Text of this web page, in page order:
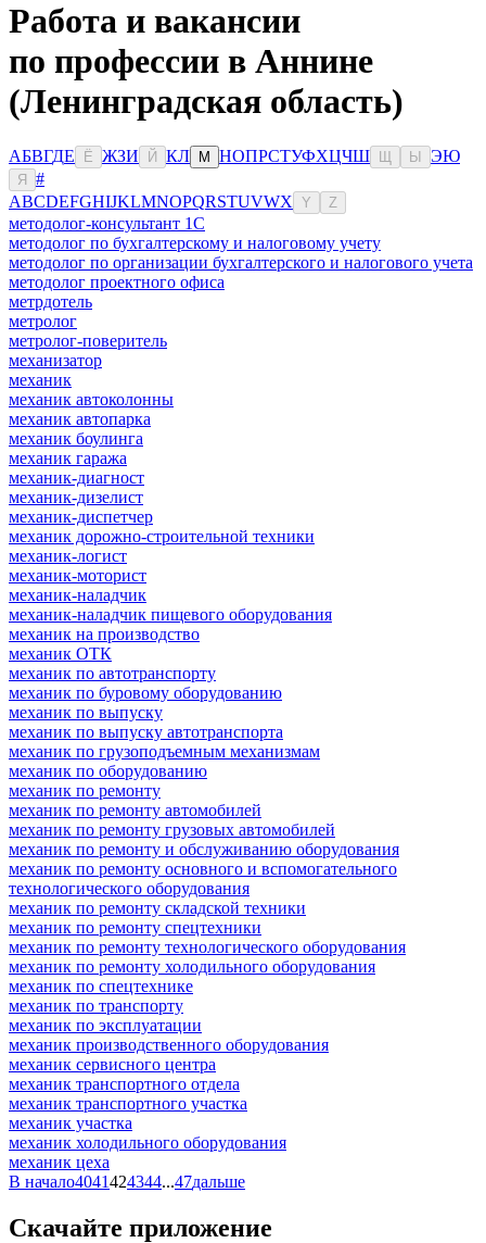
Работа и вакансии
по профессии в Аннине
(Ленинградская область)
АБВГДЕ Ё ЖЗИ Й КЛ М НОПРСТУФХЦЧШ Ы ЭЮ
Я
#
ABCDEFGHIJKLMNOPQRSTUVWX Y Z
методолог-консультант 1С
методолог по бухгалтерскому и налоговому учету
методолог по организации бухгалтерского и налогового учета
методолог проектного офиса
метрдотель
метролог
метролог-поверитель
механизатор
механик
механик автоколонны
механик автопарка
механик боулинга
механик гаража
механик-диагност
механик-дизелист
механик-диспетчер
механик дорожно-строительной техники
механик-логист
механик-моторист
механик-наладчик
механик-наладчик пищевого оборудования
механик на производство
механик ОТК
механик по автотранспорту
механик по буровому оборудованию
механик по выпуску
механик по выпуску автотранспорта
механик по грузоподъемным механизмам
механик по оборудованию
механик по ремонту
механик по ремонту автомобилей
механик по ремонту грузовых автомобилей
механик по ремонту и обслуживанию оборудования
механик по ремонту основного и вспомогательного
технологического оборудования
механик по ремонту складской техники
механик по ремонту спецтехники
механик по ремонту технологического оборудования
механик по ремонту холодильного оборудования
механик по спецтехнике
механик по транспорту
механик по эксплуатации
механик производственного оборудования
механик сервисного центра
механик транспортного отдела
механик транспортного участка
механик участка
механик холодильного оборудования
механик цеха
В начало4041424344...47дальше
Скачайте приложение